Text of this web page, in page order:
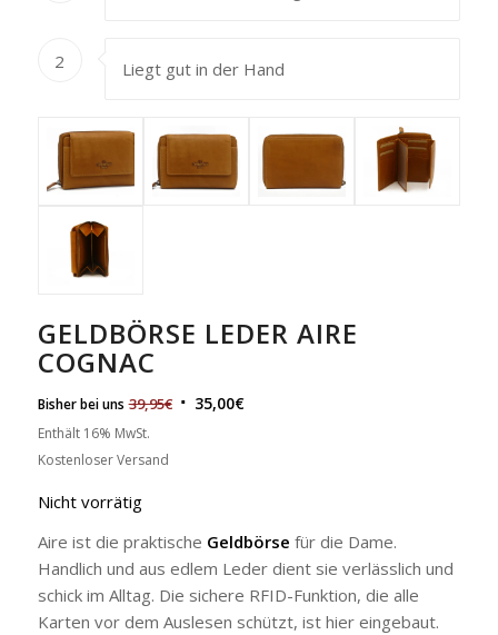
2 Liegt gut in der Hand
GELDBÖRSE LEDER AIRE
COGNAC
Bisher bei uns 39,95€ 35,00€
Enthält 16% MwSt.
Kostenloser Versand
Nicht vorrätig
Aire ist die praktische Geldbörse für die Dame.
Handlich und aus edlem Leder dient sie verlässlich und
schick im Alltag. Die sichere RFID-Funktion, die alle
Karten vor dem Auslesen schützt, ist hier eingebaut.